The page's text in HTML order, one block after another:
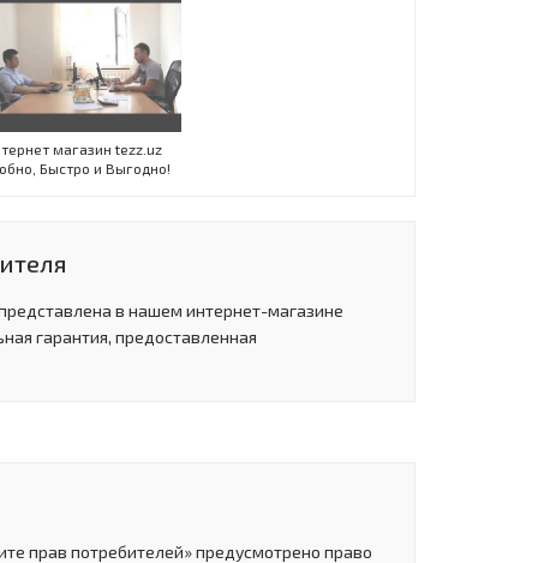
магазин tezz.uz
Быстро и Выгодно!
в нашем интернет-магазине
гарантия, предоставленная
прав потребителей» предусмотрено право